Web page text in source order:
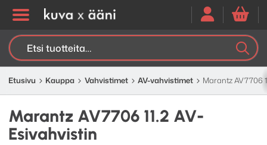
Etsi:
Etusivu Kauppa Vahvistimet AV-vahvistimet Marantz AV7706
Marantz AV7706 11.2 AV-
Esivahvistin